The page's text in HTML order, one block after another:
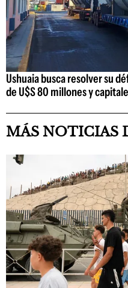
Ushuaia busca resolver su
de U$S 80 millones y
MÁS NOTICIAS